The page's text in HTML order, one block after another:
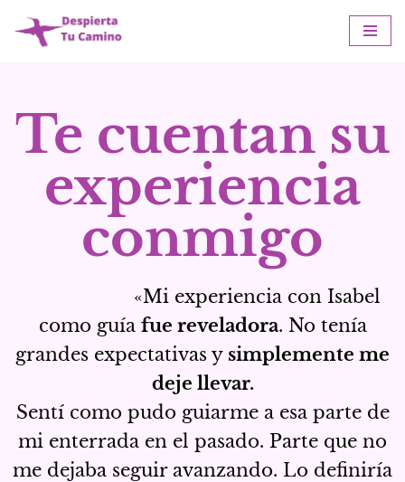
Saltar
Te cuentan su
experiencia
conmigo
«Mi experiencia con Isabel
como guía fue reveladora. No tenía
grandes expectativas y simplemente me
deje llevar.
Sentí como pudo guiarme a esa parte de
mi enterrada en el pasado. Parte que no
me dejaba seguir avanzando. Lo definiría